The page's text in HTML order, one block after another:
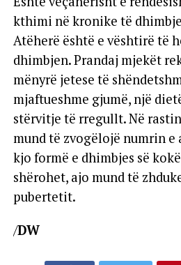
kthimi në kronike të
Atëherë është e vështirë të
dhimbjen. Prandaj mjekët
mënyrë jetese të
mjaftueshme gjumë, një
stërvitje të rregullt. Në
mund të zvogëlojë numrin e
kjo formë e dhimbjes së
shërohet, ajo mund të
pubertetit.
/DW